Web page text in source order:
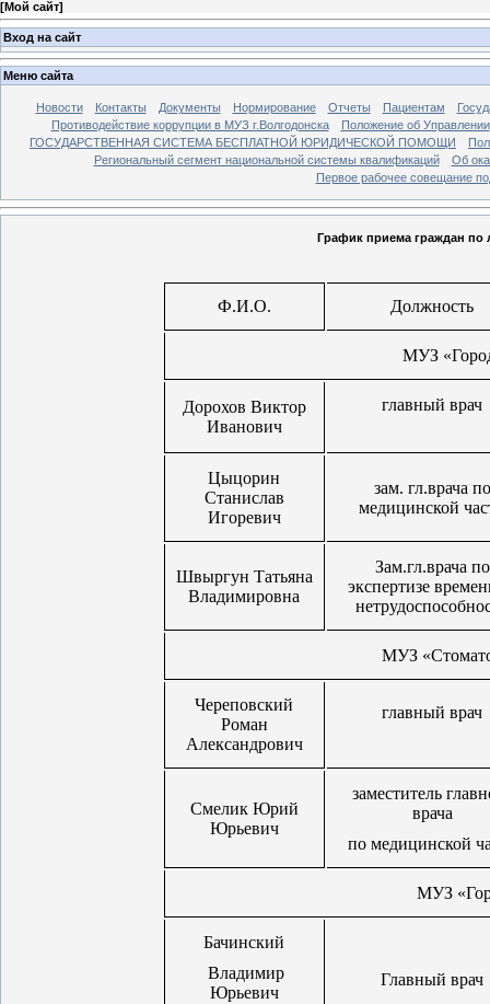
[Мой сайт]
Вход на сайт
Меню сайта
Новости Контакты Документы Нормирование Отчеты Пациентам
Противодействие коррупции в МУЗ г.Волгодонска
Положение об Управлении
ГОСУДАРСТВЕННАЯ СИСТЕМА БЕСПЛАТНОЙ ЮРИДИЧЕСКОЙ ПОМОЩИ
Региональный сегмент национальной системы квалификаций
Об
Первое рабочее совещание
График приема граждан по
Ф.И.О. Должность
МУЗ
Дорохов Виктор
Иванович
главный врач
Цыцорин
Станислав
Игоревич
зам. гл.врача по
медицинской
Швыргун Татьяна
Владимировна
Зам.гл.врача по
экспертизе
МУЗ
Череповский
Роман
Александрович
главный врач
Смелик Юрий
Юрьевич
заместитель
врача
по медицинской
МУЗ
Бачинский
Владимир
Юрьевич
Главный врач